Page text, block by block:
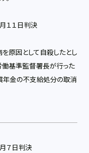
１１日判決
原因として自殺したとし
働基準監督署長が行った
金の不支給処分の取消
７日判決